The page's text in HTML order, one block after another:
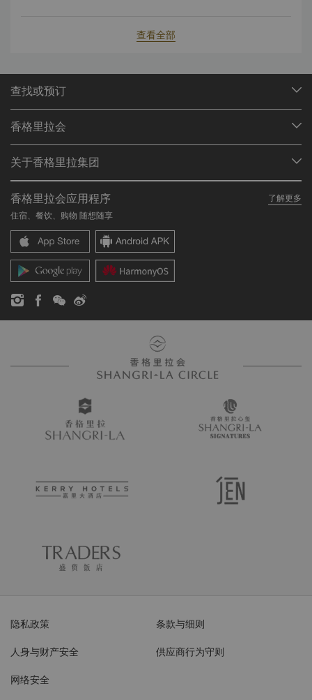
查看全部
查找或预订
查找预订
餐厅与酒吧
香格里拉会
加入香格里拉会
常见问题
联络我们
关于香格里拉集团
我们的酒店品牌
香格里拉中心
香格里拉公寓
联系方式
职业发展
企业社会责任
新闻稿
香格里拉会应用程序
了解更多
住宿、餐饮、购物 随想随享
隐私政策 条款与细则
人身与财产安全 供应商行为守则
网络安全